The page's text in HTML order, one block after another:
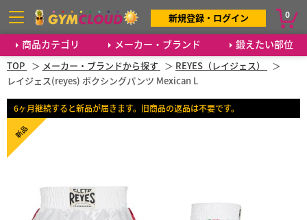
商品カテゴリ メーカー・ブランド 鍛えたい部位
新規登録・ログイン 0
TOP メーカー・ブランドから探す
REYES（レイジェス）
レイジェス(reyes) ボクシングパンツ Mexican L
6ヶ月継続すると新品が届きます。旧商品の返品は不要です。
新品